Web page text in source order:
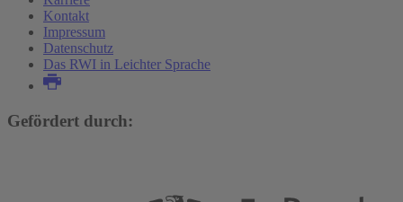
Kontakt
Impressum
Datenschutz
Das RWI in Leichter Sprache
Gefördert durch: